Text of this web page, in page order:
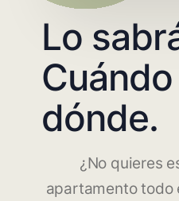
Lo
dónde.
¿No quieres
apartamento todo